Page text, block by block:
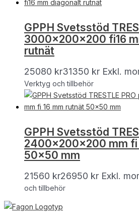
GPPH Svetsstöd
3000x200x200 fi16
rutnät
25080 kr31350 kr Exkl.
Verktyg och tillbehör
GPPH Svetsstöd
2400x200x200 mm fi
50×50 mm
21560 kr26950 kr Exkl.
och tillbehör